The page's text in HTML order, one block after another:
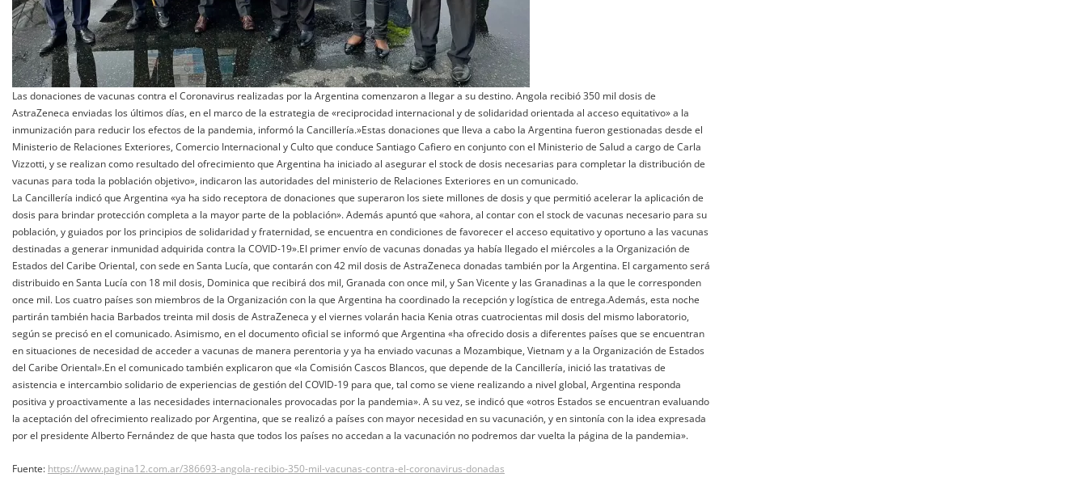
Las donaciones de vacunas contra el Coronavirus realizadas por la Argentina comenzaron a llegar a su destino. Angola recibió 350 mil dosis de
AstraZeneca enviadas los últimos días, en el marco de la estrategia de «reciprocidad internacional y de solidaridad orientada al acceso equitativo» a la
inmunización para reducir los efectos de la pandemia, informó la Cancillería.»Estas donaciones que lleva a cabo la Argentina fueron gestionadas desde el
Ministerio de Relaciones Exteriores, Comercio Internacional y Culto que conduce Santiago Cafiero en conjunto con el Ministerio de Salud a cargo de Carla
Vizzotti, y se realizan como resultado del ofrecimiento que Argentina ha iniciado al asegurar el stock de dosis necesarias para completar la distribución de
vacunas para toda la población objetivo», indicaron las autoridades del ministerio de Relaciones Exteriores en un comunicado.
La Cancillería indicó que Argentina «ya ha sido receptora de donaciones que superaron los siete millones de dosis y que permitió acelerar la aplicación de
dosis para brindar protección completa a la mayor parte de la población». Además apuntó que «ahora, al contar con el stock de vacunas necesario para su
población, y guiados por los principios de solidaridad y fraternidad, se encuentra en condiciones de favorecer el acceso equitativo y oportuno a las vacunas
destinadas a generar inmunidad adquirida contra la COVID-19».El primer envío de vacunas donadas ya había llegado el miércoles a la Organización de
Estados del Caribe Oriental, con sede en Santa Lucía, que contarán con 42 mil dosis de AstraZeneca donadas también por la Argentina. El cargamento será
distribuido en Santa Lucía con 18 mil dosis, Dominica que recibirá dos mil, Granada con once mil, y San Vicente y las Granadinas a la que le corresponden
once mil. Los cuatro países son miembros de la Organización con la que Argentina ha coordinado la recepción y logística de entrega.Además, esta noche
partirán también hacia Barbados treinta mil dosis de AstraZeneca y el viernes volarán hacia Kenia otras cuatrocientas mil dosis del mismo laboratorio,
según se precisó en el comunicado. Asimismo, en el documento oficial se informó que Argentina «ha ofrecido dosis a diferentes países que se encuentran
en situaciones de necesidad de acceder a vacunas de manera perentoria y ya ha enviado vacunas a Mozambique, Vietnam y a la Organización de Estados
del Caribe Oriental».En el comunicado también explicaron que «la Comisión Cascos Blancos, que depende de la Cancillería, inició las tratativas de
asistencia e intercambio solidario de experiencias de gestión del COVID-19 para que, tal como se viene realizando a nivel global, Argentina responda
positiva y proactivamente a las necesidades internacionales provocadas por la pandemia». A su vez, se indicó que «otros Estados se encuentran evaluando
la aceptación del ofrecimiento realizado por Argentina, que se realizó a países con mayor necesidad en su vacunación, y en sintonía con la idea expresada
por el presidente Alberto Fernández de que hasta que todos los países no accedan a la vacunación no podremos dar vuelta la página de la pandemia».
Fuente: https://www.pagina12.com.ar/386693-angola-recibio-350-mil-vacunas-contra-el-coronavirus-donadas